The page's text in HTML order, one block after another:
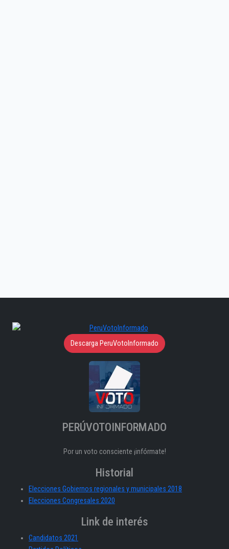
Descarga PeruVotoInformado
PERÚVOTOINFORMADO
Por un voto consciente ¡infórmate!
Historial
Elecciones Gobiernos regionales y municipales 2018
Elecciones Congresales 2020
Link de interés
Candidatos 2021